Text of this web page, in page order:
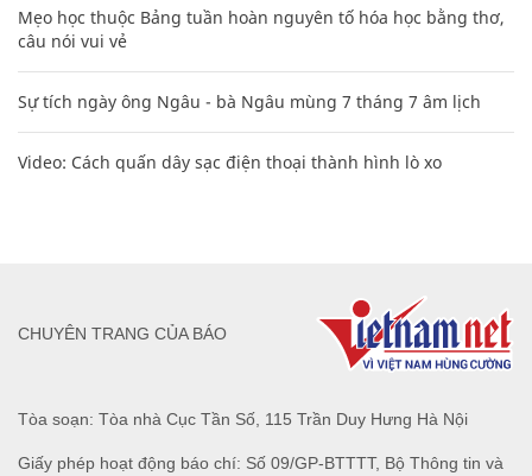
Mẹo học thuộc Bảng tuần hoàn nguyên tố hóa học bằng thơ,
câu nói vui vẻ
Sự tích ngày ông Ngâu - bà Ngâu mùng 7 tháng 7 âm lịch
Video: Cách quấn dây sạc điện thoại thành hình lò xo
Tòa soạn: Tòa nhà Cục Tần Số, 115 Trần Duy Hưng Hà Nội
Giấy phép hoạt động báo chí: Số 09/GP-BTTTT, Bộ Thông tin và
CHUYÊN TRANG CỦA BÁO